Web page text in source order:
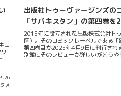
豊橋市を聖地にとったライトノベル。
校）文芸部とその取り巻きをコメディ
クサンダーが豊橋名物のお菓子であ
まい。本作いざ単純なラブコメかと
いるベクトルが違う。これは
を得ているのでそれを踏まえたうえ
のラノベはまず何よりも文章が洗練
ュ
上
私
況
メ
出版社トゥーヴァージンズの
「サバキスタン」の第四巻
2015年に設立された出版株式会社ト
区）。そのコミックレーベルである
第四巻目が2025年4月9日に刊行され
別館にそのレビューが詳しいがどう
キスタン』は、群衆が陥りがちな独
うシビアな題材を、ボップで可愛い